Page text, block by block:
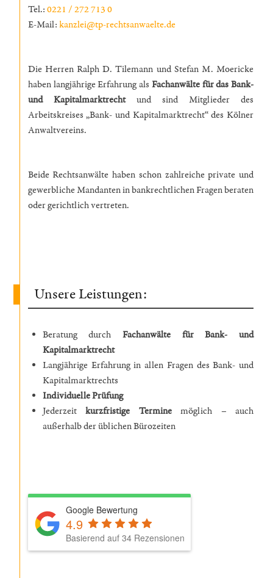
Tel.:0221 / 272 713 0
E-Mail:kanzlei@tp-rechtsanwaelte.de
Die Herren Ralph D. Tilemann und Stefan M. Moericke
haben langjährige Erfahrung als Fachanwälte für das Bank-
und Kapitalmarktrechtund sind Mitglieder des
Arbeitskreises „Bank- und Kapitalmarktrecht“ des Kölner
Anwaltvereins.
Beide Rechtsanwälte haben schon zahlreiche private und
gewerbliche Mandanten in bankrechtlichen Fragen beraten
oder gerichtlich vertreten.
Unsere Leistungen:
Beratung durchFachanwälte für Bank- und
Kapitalmarktrecht
Langjährige Erfahrung in allen Fragen des Bank- und
Kapitalmarktrechts
Individuelle Prüfung
Jederzeitkurzfristige Terminemöglich – auch
außerhalb der üblichen Bürozeiten
Google Bewertung
4.9
Basierend auf 34 Rezensionen